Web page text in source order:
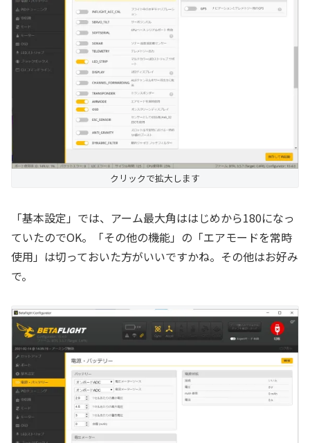
クリックで拡大します
「基本設定」では、アーム最大角ははじめから180になっ
ていたのでOK。「その他の機能」の「エアモードを常時
使用」は切っておいた方がいいですかね。その他はお好み
で。